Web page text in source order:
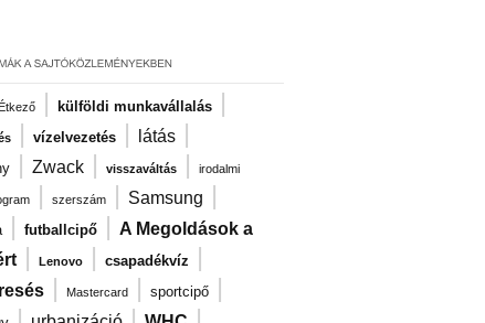
Étkező | külföldi munkavállalás |
| vízelvezetés | látás |
| Zwack | visszaváltás | irodalmi
| szerszám | Samsung |
| futballcipő | A Megoldások a
| Lenovo | csapadékvíz |
| Mastercard | sportcipő |